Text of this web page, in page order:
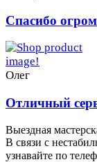
Спасибо
Олег
Отличный
Выездная
В связи с
узнавайте по